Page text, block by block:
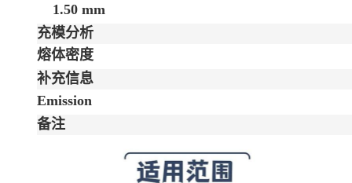
1.50 mm
充模分析
熔体密度
补充信息
Emission
备注